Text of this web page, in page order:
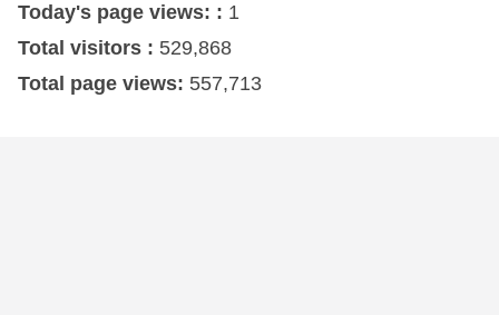
Today's page views: : 1
Total visitors : 529,868
Total page views: 557,713